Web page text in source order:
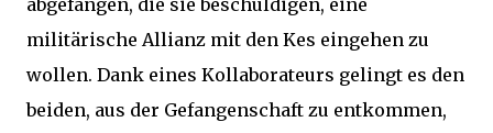
abgefangen, die sie beschuldigen, eine
militärische Allianz mit den Kes eingehen zu
wollen. Dank eines Kollaborateurs gelingt es den
beiden, aus der Gefangenschaft zu entkommen,